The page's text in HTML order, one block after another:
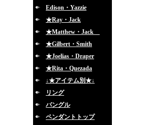
Edison・Yazzie
★Ray・Jack
★Matthew・Jack
★Gilbert・Smith
★Joelias・Draper
★Rita・Quezada
↓★アイテム別★↓
リング
バングル
ペンダントトップ